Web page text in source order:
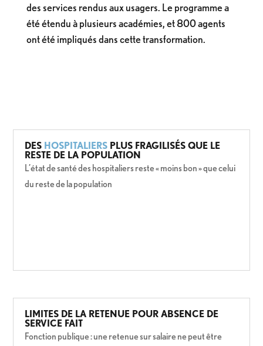
des services rendus aux usagers. Le programme a
été étendu à plusieurs académies, et 800 agents
ont été impliqués dans cette transformation.
DES HOSPITALIERS PLUS FRAGILISÉS QUE LE
RESTE DE LA POPULATION
L’état de santé des hospitaliers reste « moins bon » que celui
du reste de la population
LIMITES DE LA RETENUE POUR ABSENCE DE
SERVICE FAIT
Fonction publique : une retenue sur salaire ne peut être